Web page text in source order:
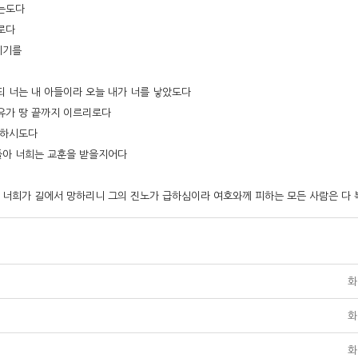
도다
다
기를
너는 내 아들이라 오늘 내가 너를 낳았도다
가 땅 끝까지 이르리로다
시도다
너희는 교훈을 받을지어다
희가 길에서 망하리니 그의 진노가 급하심이라 여호와께 피하는 모든 사람은 다